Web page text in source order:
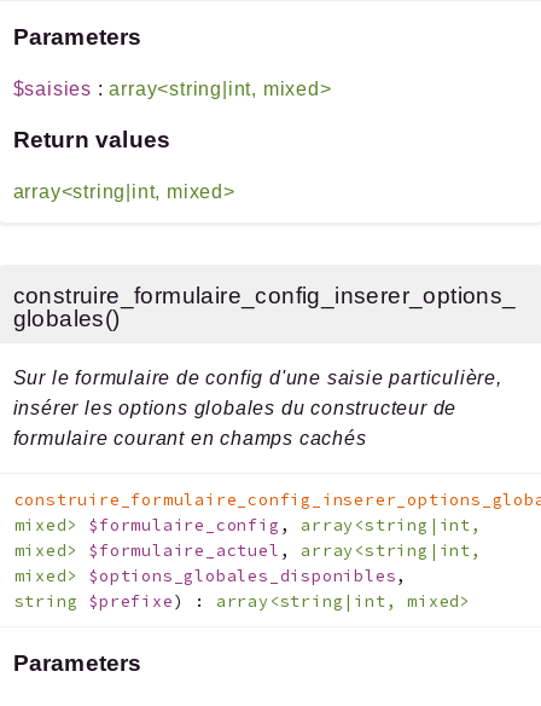
Parameters
$saisies :array<string|int, mixed>
Return values
array<string|int, mixed>
construire_formulaire_config_inserer_options_
globales()
Sur le formulaire de config d'une saisie particulière,
insérer les options globales du constructeur de
formulaire courant en champs cachés
mixed> $formulaire_config , array<string|int,
mixed> $formulaire_actuel , array<string|int,
mixed> $options_globales_disponibles,
string $prefixe) : array<string|int, mixed>
Parameters